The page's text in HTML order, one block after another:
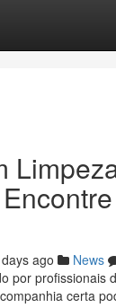
ago News
por profissionais
certa